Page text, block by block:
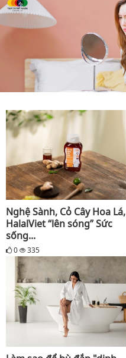
Nghệ Sành, Cỏ Cây Hoa Lá,
HalalViet “lên sóng” Sức
sống...
0 335